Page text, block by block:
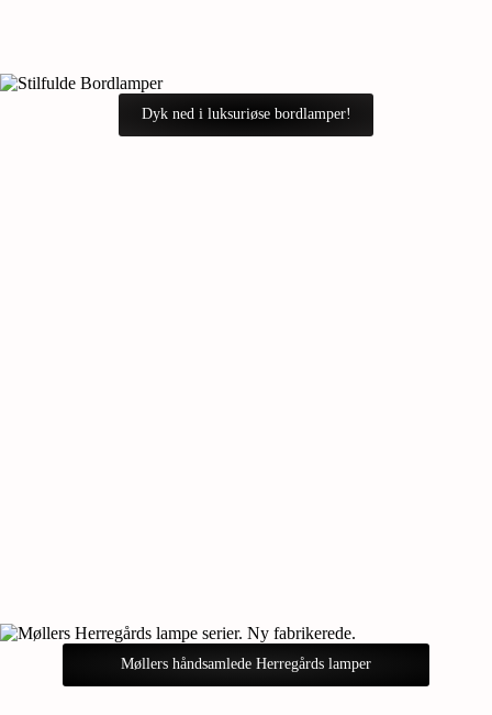
Dyk ned i luksuriøse bordlamper!
Møllers håndsamlede Herregårds lamper